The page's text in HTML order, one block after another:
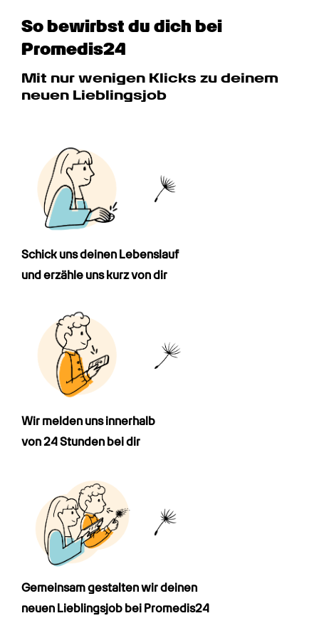
So bewirbst du dich bei
Promedis24
Mit nur wenigen Klicks zu deinem
neuen Lieblingsjob
Schick uns deinen Lebenslauf
und erzähle uns kurz von dir
Wir melden uns innerhalb
von 24 Stunden bei dir
Gemeinsam gestalten wir deinen
neuen Lieblingsjob bei Promedis24